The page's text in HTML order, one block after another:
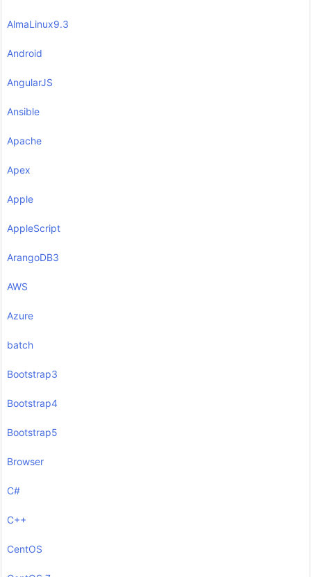
AlmaLinux9.3
Android
AngularJS
Ansible
Apache
Apex
Apple
AppleScript
ArangoDB3
AWS
Azure
batch
Bootstrap3
Bootstrap4
Bootstrap5
Browser
C#
C++
CentOS